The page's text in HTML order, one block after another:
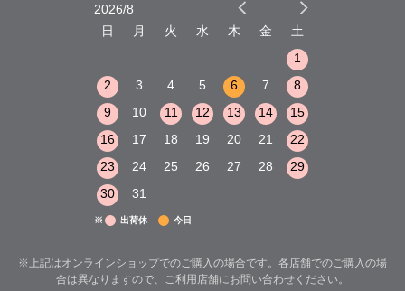
2026/8
日
月 火 水 木 金
土
1
2
3 4 5 6 7
8
9
10 11 12 13 14
15
16
17 18 19 20 21
22
23
24 25 26 27 28
29
30
31
※ 出荷休 今日
※上記はオンラインショップでのご購入の場合です。各店舗でのご購入の場
合は異なりますので、ご利用店舗にお問い合わせください。